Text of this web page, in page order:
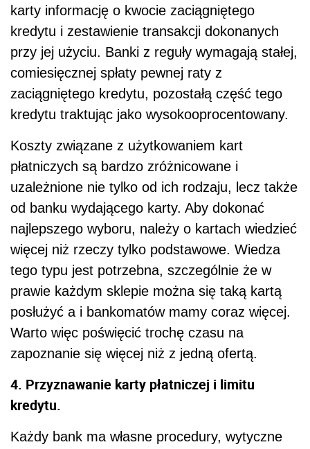
karty informację o kwocie zaciągniętego
kredytu i zestawienie transakcji dokonanych
przy jej użyciu. Banki z reguły wymagają stałej,
comiesięcznej spłaty pewnej raty z
zaciągniętego kredytu, pozostałą część tego
kredytu traktując jako wysokooprocentowany.
Koszty związane z użytkowaniem kart
płatniczych są bardzo zróżnicowane i
uzależnione nie tylko od ich rodzaju, lecz także
od banku wydającego karty. Aby dokonać
najlepszego wyboru, należy o kartach wiedzieć
więcej niż rzeczy tylko podstawowe. Wiedza
tego typu jest potrzebna, szczególnie że w
prawie każdym sklepie można się taką kartą
posłużyć a i bankomatów mamy coraz więcej.
Warto więc poświęcić trochę czasu na
zapoznanie się więcej niż z jedną ofertą.
4. Przyznawanie karty płatniczej i limitu
kredytu.
Każdy bank ma własne procedury, wytyczne